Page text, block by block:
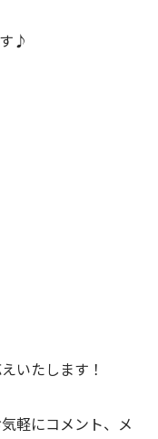
♪
いたします！
軽にコメント、メ